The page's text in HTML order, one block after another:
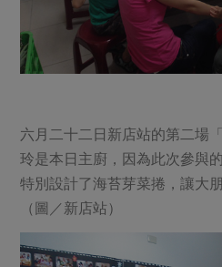
六月二十二日新店站的第二場
玲是本日主廚，因為此次參與
特別設計了海苔芽菜捲，讓大
（圖／新店站）